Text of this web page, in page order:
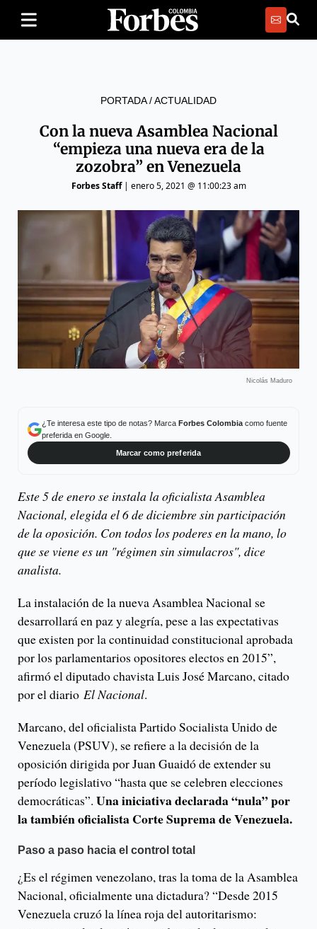
PORTADA/ACTUALIDAD
Con la nueva Asamblea Nacional
“empieza una nueva era de la
zozobra” en Venezuela
Forbes Staff| enero 5, 2021 @ 11:00:23 am
Nicolás Maduro
¿Te interesa este tipo de notas? Marca Forbes Colombiacomo fuente
preferida en Google.
Marcar como preferida
Este 5 de enero se instala la oficialista Asamblea
Nacional, elegida el 6 de diciembre sin participación
de la oposición. Con todos los poderes en la mano, lo
que se viene es un "régimen sin simulacros", dice
analista.
La instalación de la nueva Asamblea Nacional se
desarrollará en paz y alegría, pese a las expectativas
que existen por la continuidad constitucional aprobada
por los parlamentarios opositores electos en 2015”,
afirmó el diputado chavista Luis José Marcano, citado
por el diario El Nacional.
Marcano, del oficialista Partido Socialista Unido de
Venezuela (PSUV), se refiere a la decisión de la
oposición dirigida por Juan Guaidó de extender su
período legislativo “hasta que se celebren elecciones
democráticas”. Una iniciativa declarada “nula” por
la también oficialista Corte Suprema de Venezuela.
Paso a paso hacia el control total
¿Es el régimen venezolano, tras la toma de la Asamblea
Nacional, oficialmente una dictadura? “Desde 2015
Venezuela cruzó la línea roja del autoritarismo: